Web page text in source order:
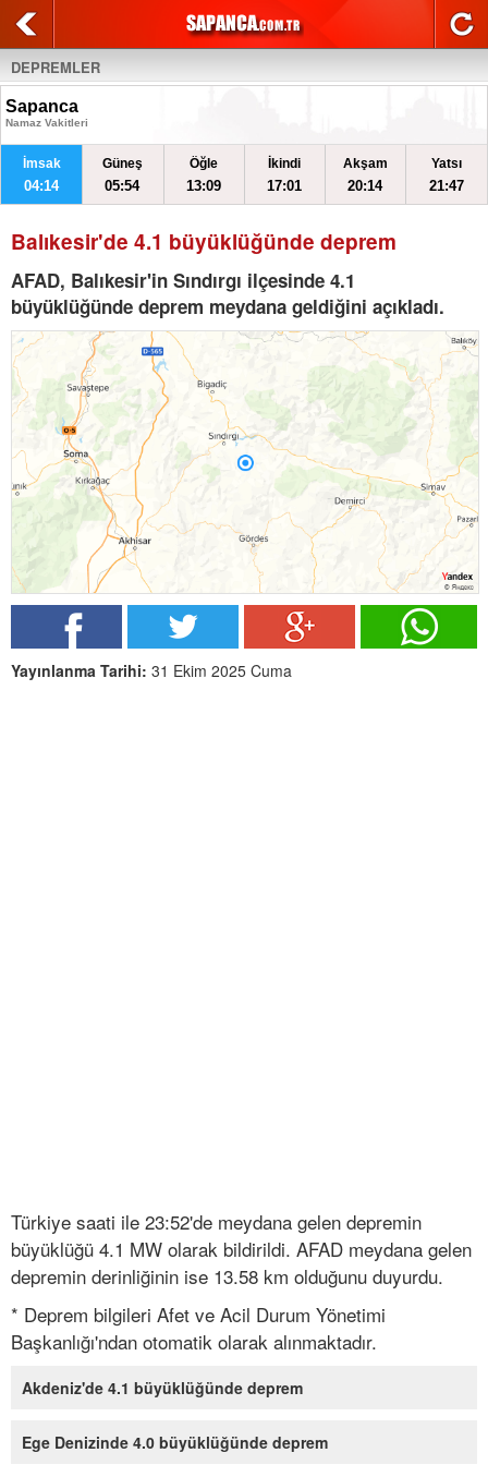
DEPREMLER
Sapanca
Namaz Vakitleri
İmsak
04:14
Güneş
05:54
Öğle
13:09
İkindi
17:01
Akşam
20:14
Yatsı
21:47
Balıkesir'de 4.1 büyüklüğünde deprem
AFAD, Balıkesir'in Sındırgı ilçesinde 4.1
büyüklüğünde deprem meydana geldiğini açıkladı.
Yayınlanma Tarihi: 31 Ekim 2025 Cuma
Türkiye saati ile 23:52'de meydana gelen depremin
büyüklüğü 4.1 MW olarak bildirildi. AFAD meydana gelen
depremin derinliğinin ise 13.58 km olduğunu duyurdu.
* Deprem bilgileri Afet ve Acil Durum Yönetimi
Başkanlığı'ndan otomatik olarak alınmaktadır.
Akdeniz'de 4.1 büyüklüğünde deprem
Ege Denizinde 4.0 büyüklüğünde deprem